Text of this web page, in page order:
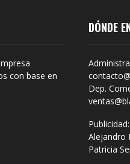
con base en
DÓNDE
Dep.
Publicidad:
Alejandro
Patricia